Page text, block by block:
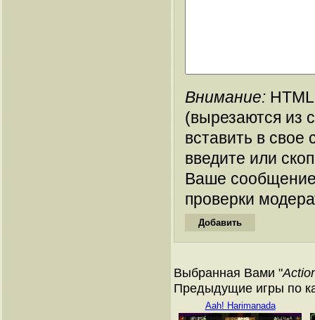
Внимание:
(вырезаются из
вставить в
введите или
Ваше
проверки
Выбранная Вами "
Предыдущие игры по
Aah! Harimanada